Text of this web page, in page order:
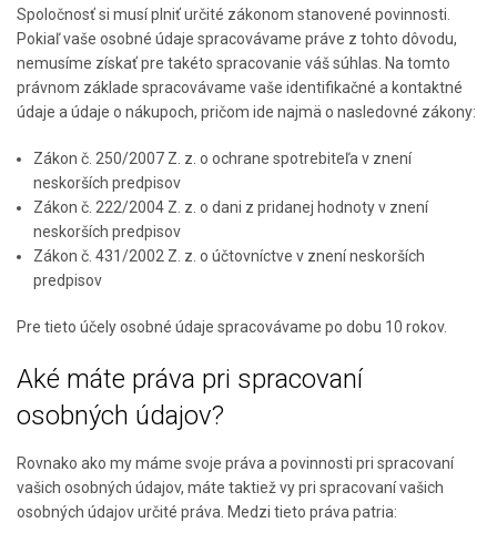
Spoločnosť si musí plniť určité zákonom stanovené povinnosti.
Pokiaľ vaše osobné údaje spracovávame práve z tohto dôvodu,
nemusíme získať pre takéto spracovanie váš súhlas. Na tomto
právnom základe spracovávame vaše identifikačné a kontaktné
údaje a údaje o nákupoch, pričom ide najmä o nasledovné zákony:
Zákon č. 250/2007 Z. z. o ochrane spotrebiteľa v znení
neskorších predpisov
Zákon č. 222/2004 Z. z. o dani z pridanej hodnoty v znení
neskorších predpisov
Zákon č. 431/2002 Z. z. o účtovníctve v znení neskorších
predpisov
Pre tieto účely osobné údaje spracovávame po dobu 10 rokov.
Aké máte práva pri spracovaní
osobných údajov?
Rovnako ako my máme svoje práva a povinnosti pri spracovaní
vašich osobných údajov, máte taktiež vy pri spracovaní vašich
osobných údajov určité práva. Medzi tieto práva patria: